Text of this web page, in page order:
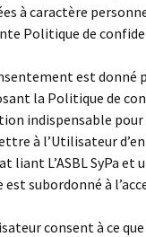
à caractère
Politique de
est donné
la Politique de
indispensable
à l’Utilisateur
liant L’ASBL SyPa
est subordonné à
consent à ce